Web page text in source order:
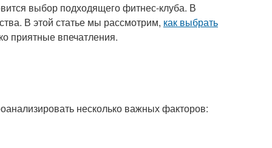
выбор подходящего фитнес-клуба. В
В этой статье мы рассмотрим, как выбрать
приятные впечатления.
несколько важных факторов: